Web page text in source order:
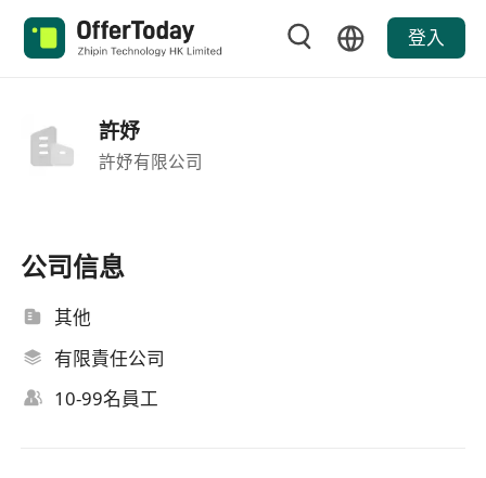
登入
許妤
許妤有限公司
公司信息
其他
有限責任公司
10-99名員工